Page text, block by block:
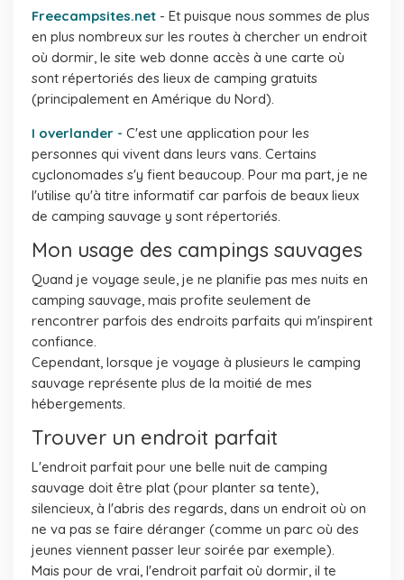
Freecampsites.net - Et puisque nous sommes de plus
en plus nombreux sur les routes à chercher un endroit
où dormir, le site web donne accès à une carte où
sont répertoriés des lieux de camping gratuits
(principalement en Amérique du Nord).
I overlander - C'est une application pour les
personnes qui vivent dans leurs vans. Certains
cyclonomades s'y fient beaucoup. Pour ma part, je ne
l'utilise qu'à titre informatif car parfois de beaux lieux
de camping sauvage y sont répertoriés.
Mon usage des campings sauvages
Quand je voyage seule, je ne planifie pas mes nuits en
camping sauvage, mais profite seulement de
rencontrer parfois des endroits parfaits qui m'inspirent
confiance.
Cependant, lorsque je voyage à plusieurs le camping
sauvage représente plus de la moitié de mes
hébergements.
Trouver un endroit parfait
L'endroit parfait pour une belle nuit de camping
sauvage doit être plat (pour planter sa tente),
silencieux, à l'abris des regards, dans un endroit où on
ne va pas se faire déranger (comme un parc où des
jeunes viennent passer leur soirée par exemple).
Mais pour de vrai, l'endroit parfait où dormir, il te